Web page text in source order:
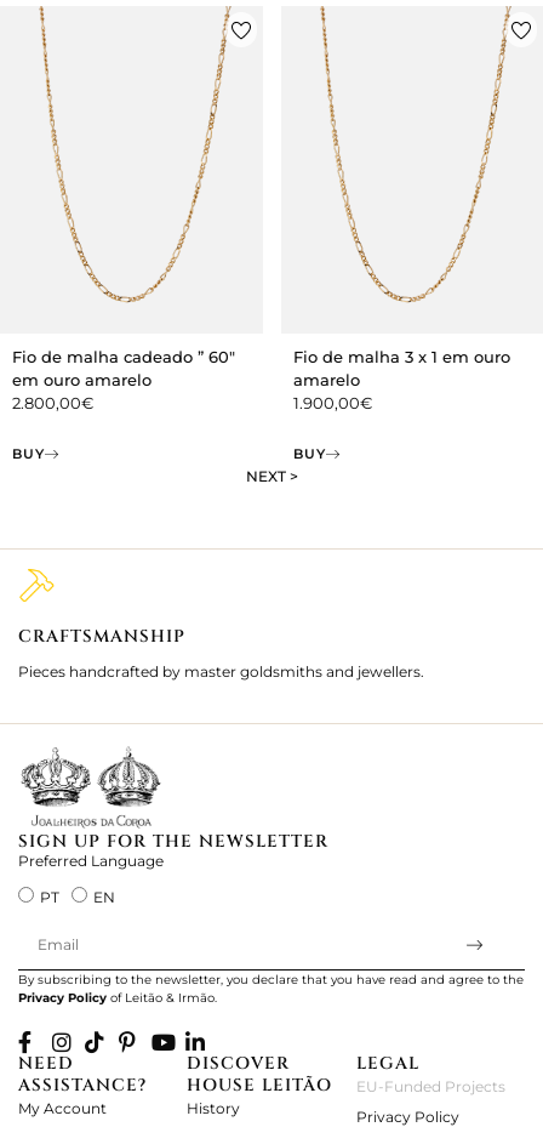
Fio de malha cadeado ” 60″
em ouro amarelo
2.800,00€
BUY
Fio de malha 3 x 1 em ouro
amarelo
1.900,00€
BUY
NEXT >
CRAFTSMANSHIP
Pieces handcrafted by master goldsmiths and jewellers.
SIGN UP FOR THE NEWSLETTER
Preferred Language
PT
EN
By subscribing to the newsletter, you declare that you have read and agree to the
Privacy Policy of Leitão & Irmão.
NEED
ASSISTANCE?
My Account
DISCOVER
HOUSE LEITÃO
History
LEGAL
EU-Funded Projects
Privacy Policy